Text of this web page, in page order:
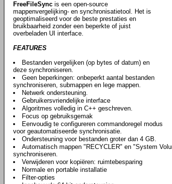
FreeFileSync is een open-source
mappenvergelijking- en synchronisatietool. Het is
geoptimaliseerd voor de beste prestaties en
bruikbaarheid zonder een beperkte of juist
overbeladen UI interface.
FEATURES
Bestanden vergelijken (op bytes of datum) en
deze synchroniseren.
Geen beperkingen: onbeperkt aantal bestanden
synchroniseren, submappen en lege mappen.
Netwerk ondersteuning.
Gebruikersvriendelijke interface
Algoritmes volledig in C++ geschreven.
Focus op gebruiksgemak
Eenvoudig te configureren commandoregel modus
voor geautomatiseerde synchronisatie.
Ondersteuning voor bestanden groter dan 4 GB.
Automatisch mappen "RECYCLER" en "System
synchroniseren.
Verwijderen voor kopiëren: ruimtebesparing
Normale en portable installatie
Filter-opties